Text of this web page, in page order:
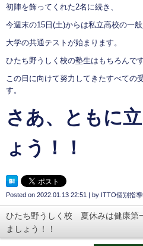
初陣を飾ってくれた2名に続き、
今週末の15日(土)からは私立高校の一般
大学の共通テストが始まります。
ひたち野うしく校の塾生はもちろんです
この日に向けて努力してきたすべての
す。
さあ、ともに
ょう！！
Posted on 2022.01.13 22:51 by ITTO個別指
ひたち野うしく校 夏休みは健康
ましょう！！